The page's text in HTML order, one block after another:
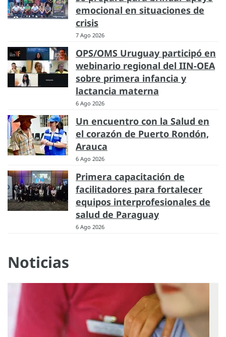
emocional en situaciones de
crisis
7 Ago 2026
OPS/OMS Uruguay participó en
webinario regional del IIN-OEA
sobre primera infancia y
lactancia materna
6 Ago 2026
Un encuentro con la Salud en
el corazón de Puerto Rondón,
Arauca
6 Ago 2026
Primera capacitación de
facilitadores para fortalecer
equipos interprofesionales de
salud de Paraguay
6 Ago 2026
Noticias